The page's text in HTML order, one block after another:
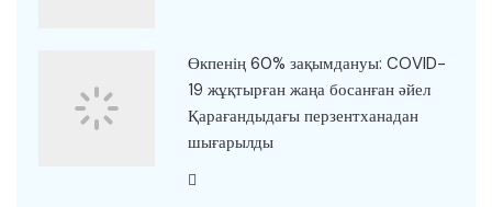
Өкпенің 60% зақымдануы: COVID-
19 жұқтырған жаңа босанған әйел
Қарағандыдағы перзентханадан
шығарылды